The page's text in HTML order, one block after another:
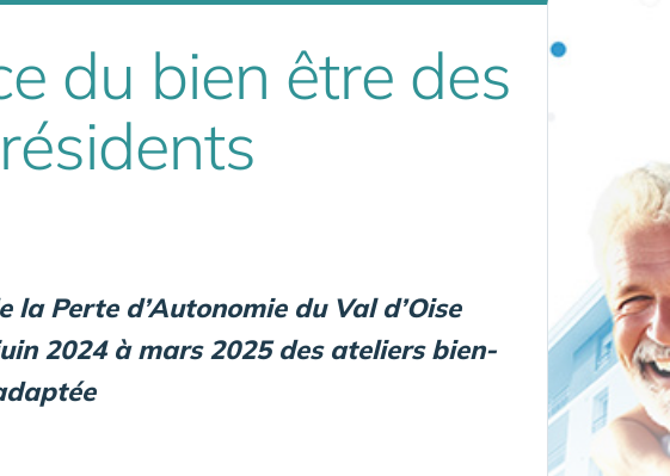
du bien être des
Perte d’Autonomie du Val d’Oise
2024 à mars 2025 des ateliers bien-